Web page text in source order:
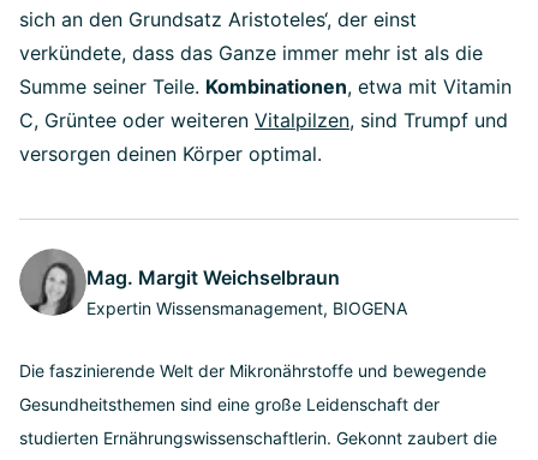
sich an den Grundsatz Aristoteles‘, der einst
verkündete, dass das Ganze immer mehr ist als die
Summe seiner Teile. Kombinationen, etwa mit Vitamin
C, Grüntee oder weiteren Vitalpilzen, sind Trumpf und
versorgen deinen Körper optimal.
Mag. Margit Weichselbraun
Expertin Wissensmanagement, BIOGENA
Die faszinierende Welt der Mikronährstoffe und bewegende
Gesundheitsthemen sind eine große Leidenschaft der
studierten Ernährungswissenschaftlerin. Gekonnt zaubert die